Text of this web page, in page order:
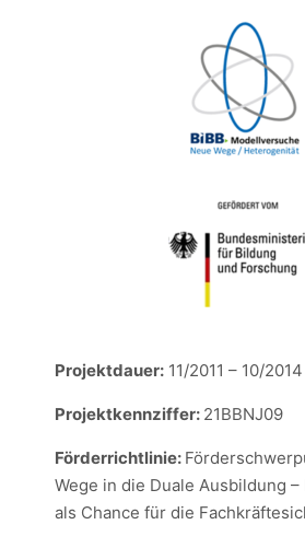
Projektdauer: 11/2011 – 10/2014
Projektkennziffer: 21BBNJ09
Förderrichtlinie:
Wege in die Duale Ausbildung
als Chance für die